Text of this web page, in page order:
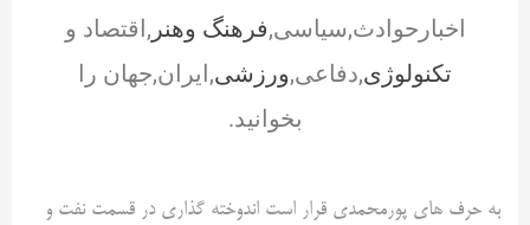
اخبارحوادث,سیاسی,فرهنگ وهنر ,اقتصاد و
تکنولوژی,دفاعی,ورزشی,ایران,جهان را
بخوانید.
به حرف های پورمحمدی قرار است اندوخته گذاری در قسمت نفت و